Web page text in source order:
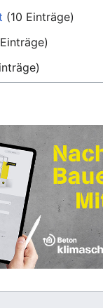
‏‎ (10 Einträge)